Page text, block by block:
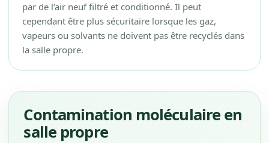
par de l’air neuf filtré et conditionné. Il peut
cependant être plus sécuritaire lorsque les gaz,
vapeurs ou solvants ne doivent pas être recyclés dans
la salle propre.
Contamination moléculaire en
salle propre